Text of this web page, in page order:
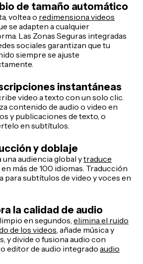
de tamaño automático
voltea o redimensiona videos
se adapten a cualquier
Las Zonas Seguras integradas
sociales garantizan que tu
siempre se ajuste
instantáneas
video a texto con un solo clic.
contenido de audio o video en
y publicaciones de texto, o
en subtítulos.
y doblaje
una audiencia global ytraduce
en más de 100 idiomas. Traducción
para subtítulos de video y voces en
la calidad de audio
en segundos, elimina el ruido
de los videos, añade música y
y divide o fusiona audio con
editor de audio integrado audio